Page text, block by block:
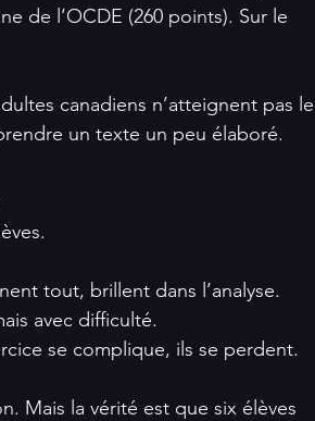
de l’OCDE (260 points). Sur le
canadiens n’atteignent pas le
un texte un peu élaboré.
tout, brillent dans l’analyse.
avec difficulté.
se complique, ils se perdent.
Mais la vérité est que six élèves